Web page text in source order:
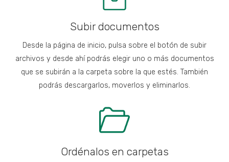
Subir documentos
Desde la página de inicio, pulsa sobre el botón de subir
archivos y desde ahí podrás elegir uno o más documentos
que se subirán a la carpeta sobre la que estés. También
podrás descargarlos, moverlos y eliminarlos.
Ordénalos en carpetas
mejor posible
durante tu
visita. Si
rechaza estas
cookies,